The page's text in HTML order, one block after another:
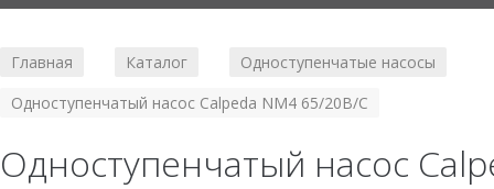
Главная Каталог Одноступенчатые насосы
Одноступенчатый насос Calpeda NM4 65/20B/C
Одноступенчатый насос